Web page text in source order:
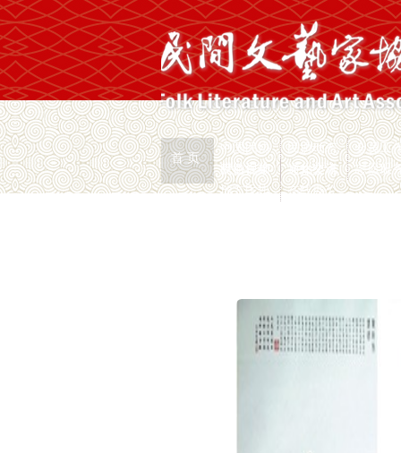
首 页
中国民协 民协动态
会员工
民协视频
通知公示
权益保护 文化交流
志愿服
地方民协
在线办公